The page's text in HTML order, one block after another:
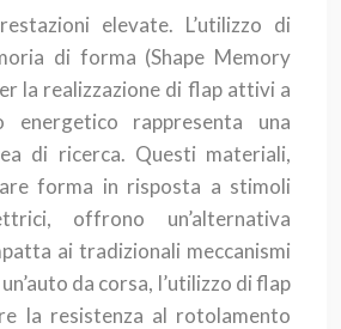
elevate. L’utilizzo di
di forma (Shape Memory
la realizzazione di flap attivi a
energetico rappresenta una
di ricerca. Questi materiali,
forma in risposta a stimoli
offrono un’alternativa
ai tradizionali meccanismi
da corsa, l’utilizzo di flap
la resistenza al rotolamento